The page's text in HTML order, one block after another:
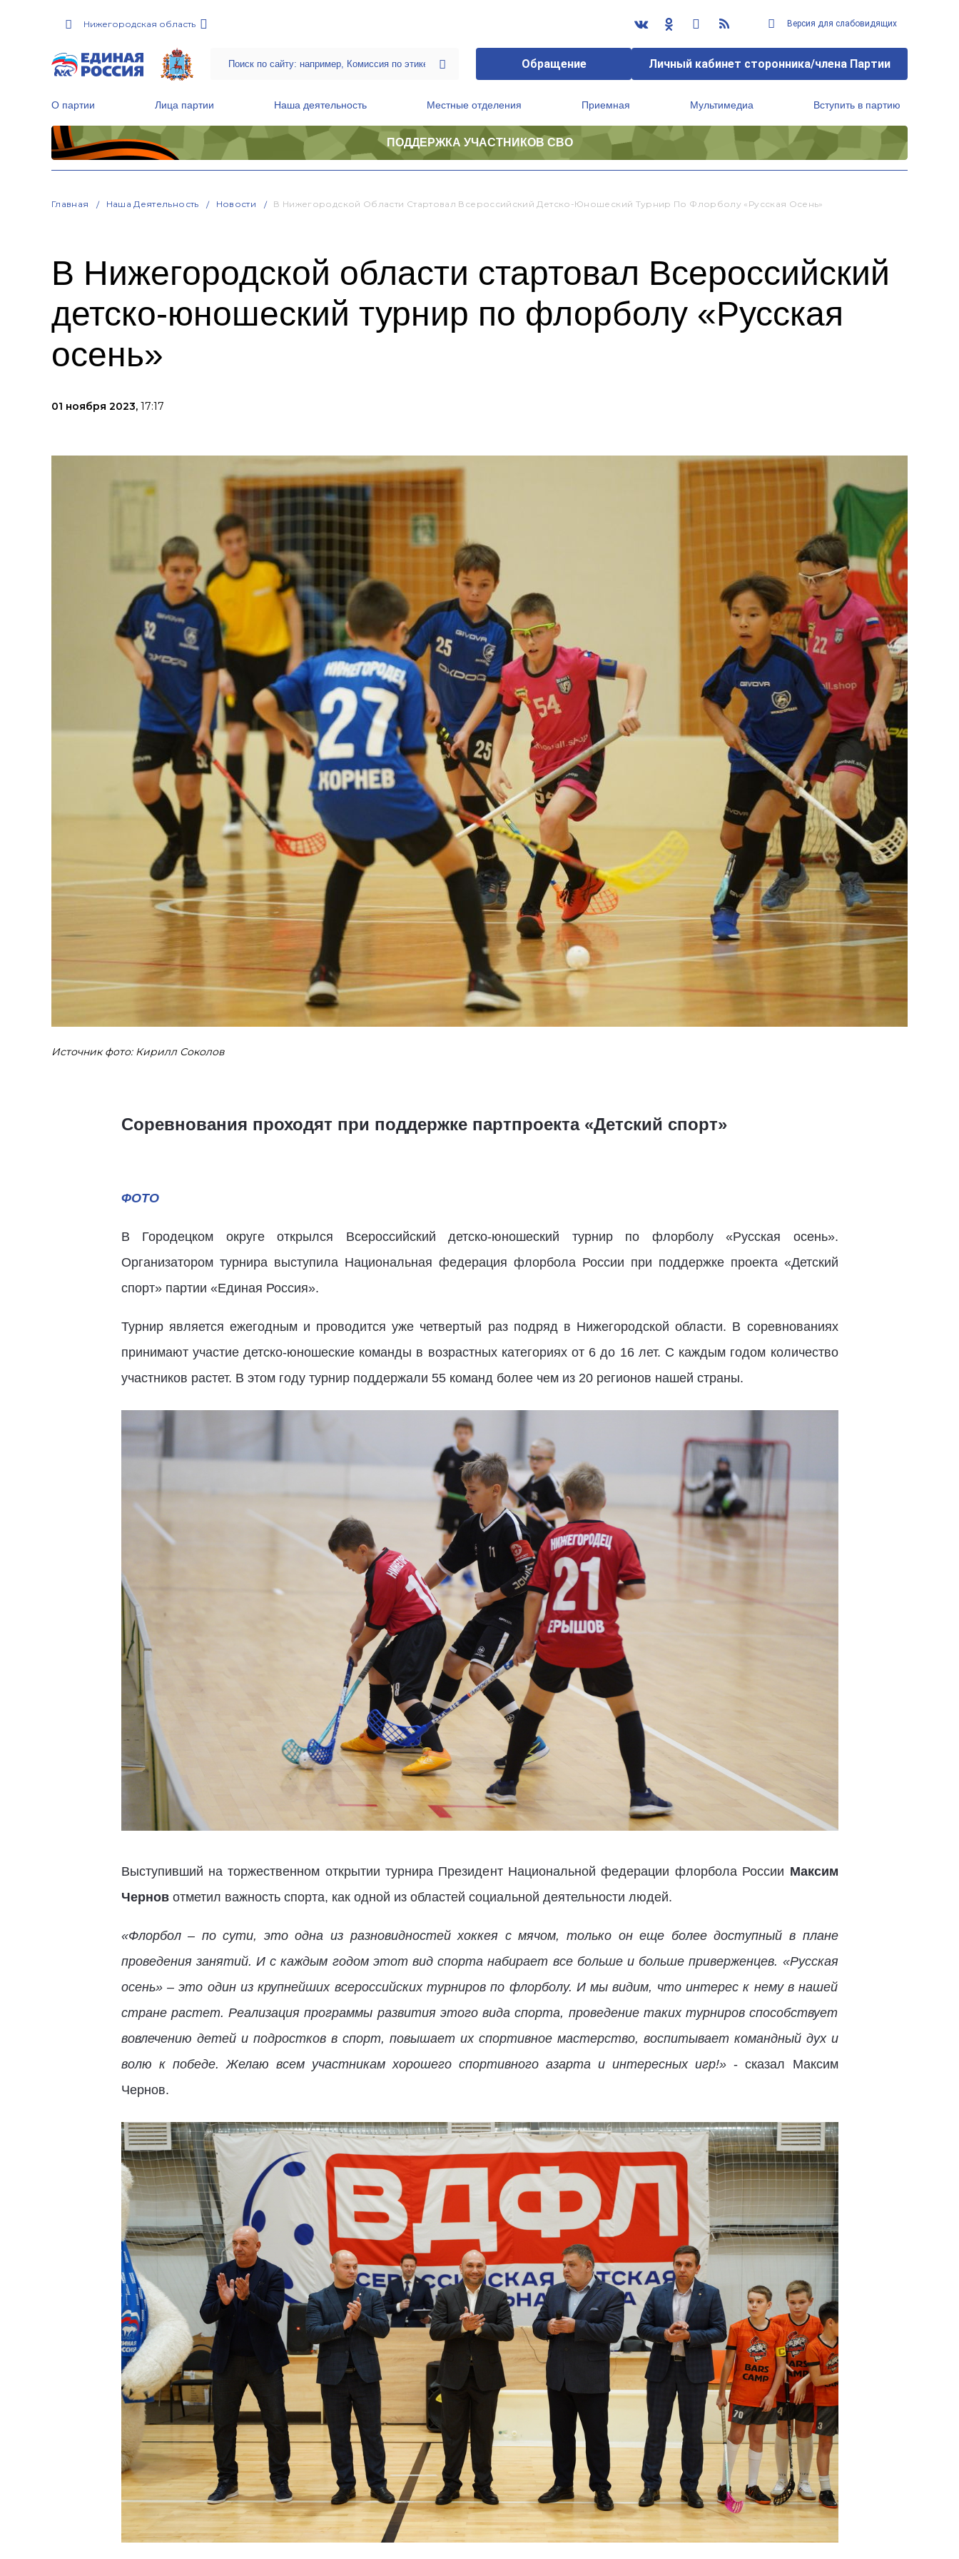
Нижегородская область Версия для слабовидящих
Обращение Личный кабинет сторонника/члена Партии
О партии Лица партии Наша деятельность Местные отделения Приемная Мультимедиа Вступить в партию
ПОДДЕРЖКА УЧАСТНИКОВ СВО
Главная Наша Деятельность Новости В Нижегородской Области Стартовал Всероссийский Детско-Юношеский Турнир По Флорболу «Русская Осень»
В Нижегородской области стартовал Всероссийский
детско-юношеский турнир по флорболу «Русская
осень»
01 ноября 2023, 17:17
Источник фото: Кирилл Соколов
Соревнования проходят при поддержке партпроекта «Детский спорт»
ФОТО
В Городецком округе открылся Всероссийский детско-юношеский турнир по флорболу «Русская осень».
Организатором турнира выступила Национальная федерация флорбола России при поддержке проекта «Детский
спорт» партии «Единая Россия».
Турнир является ежегодным и проводится уже четвертый раз подряд в Нижегородской области. В соревнованиях
принимают участие детско-юношеские команды в возрастных категориях от 6 до 16 лет. С каждым годом количество
участников растет. В этом году турнир поддержали 55 команд более чем из 20 регионов нашей страны.
Выступивший на торжественном открытии турнира Президент Национальной федерации флорбола России Максим
Черновотметил важность спорта, как одной из областей социальной деятельности людей.
«Флорбол – по сути, это одна из разновидностей хоккея с мячом, только он еще более доступный в плане
проведения занятий. И с каждым годом этот вид спорта набирает все больше и больше приверженцев. «Русская
осень» – это один из крупнейших всероссийских турниров по флорболу. И мы видим, что интерес к нему в нашей
стране растет. Реализация программы развития этого вида спорта, проведение таких турниров способствует
вовлечению детей и подростков в спорт, повышает их спортивное мастерство, воспитывает командный дух и
волю к победе. Желаю всем участникам хорошего спортивного азарта и интересных игр!» - сказал Максим
Чернов.